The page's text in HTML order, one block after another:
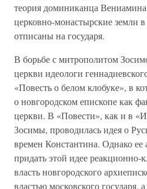
теория доминиканца
церковно-монастырские земли
отписаны на государя.
В борьбе с митрополитом
церкви идеологи
«Повесть о белом клобуке», в
о новгородском епископе как
церкви. В «Повести», как и в
Зосимы, проводилась идея о
времен Константина. Однако ее
придать этой идее реакционно-
власть новгородского
властью московского государя,